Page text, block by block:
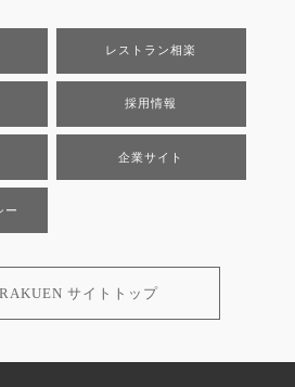
レストラン相楽
採用情報
企業サイト
ー
サイトトップ